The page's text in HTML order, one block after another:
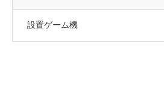
設置ゲーム機